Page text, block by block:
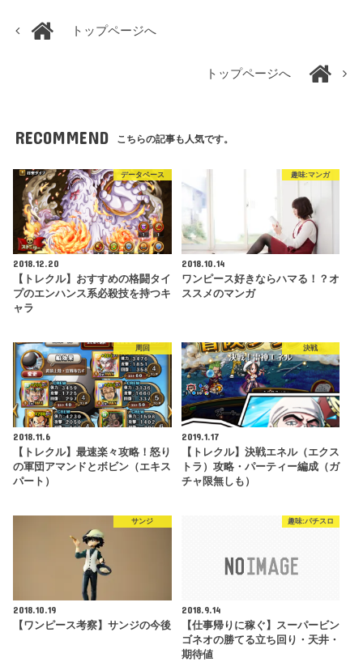
トップページへ
トップページへ
RECOMMEND こちらの記事も人気です。
データベース
2018.12.20
【トレクル】おすすめの格闘タイ
プのエンハンス系必殺技を持つキ
ャラ
趣味:マンガ
2018.10.14
ワンピース好きならハマる！？オ
ススメのマンガ
周回
2018.11.6
【トレクル】最速楽々攻略！怒り
の軍団アマンドとボビン（エキス
パート）
決戦
2019.1.17
【トレクル】決戦エネル（エクス
トラ）攻略・パーティー編成（ガ
チャ限無しも）
サンジ
2018.10.19
【ワンピース考察】サンジの今後
趣味:パチスロ
2018.9.14
【仕事帰りに稼ぐ】スーパービン
ゴネオの勝てる立ち回り・天井・
期待値